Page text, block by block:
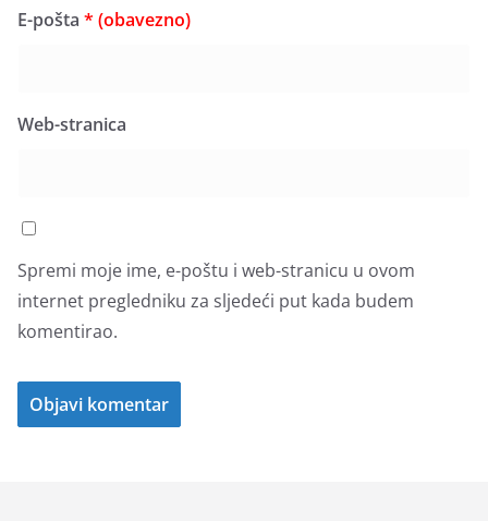
E-pošta * (obavezno)
Web-stranica
Spremi moje ime, e-poštu i web-stranicu u ovom
internet pregledniku za sljedeći put kada budem
komentirao.